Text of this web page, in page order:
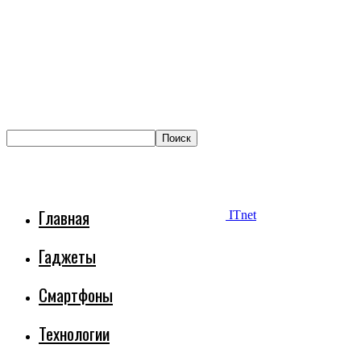
ITnet
Главная
Гаджеты
Смартфоны
Технологии